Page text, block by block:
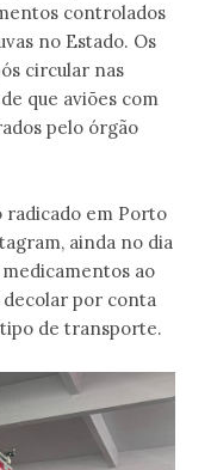
controlados
no Estado. Os
circular nas
que aviões com
pelo órgão
em Porto
ainda no dia
ao
decolar por conta
de transporte.